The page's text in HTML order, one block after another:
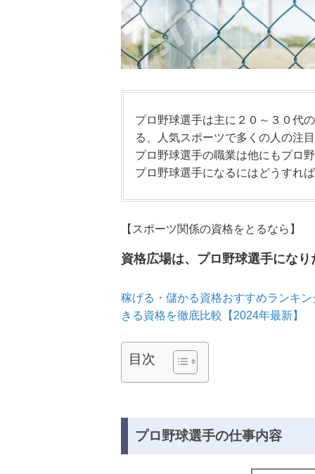
プロ野球選手は主に２０～３０代
る、人気スポーツで多くの人の注
プロ野球選手の職業は他にもプロ
プロ野球選手になるにはどうすれ
【スポーツ関係の資格をとるなら】
資格広場は、プロ野球選手にな
稼げる・儲かる資格おすすめランキ
きる資格を徹底比較【2024年最新】
目次
プロ野球選手の仕事内容